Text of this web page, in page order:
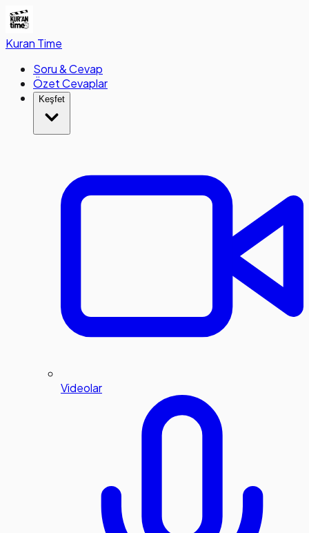
Kuran Time
Soru & Cevap
Özet Cevaplar
Keşfet
Videolar